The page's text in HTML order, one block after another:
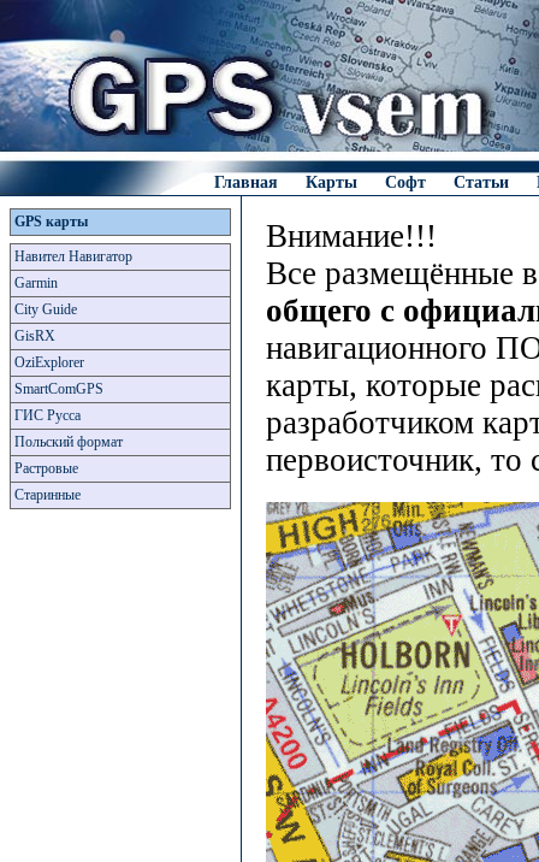
Главная Карты Софт Статьи
GPS карты
Навител Навигатор
Garmin
City Guide
GisRX
OziExplorer
SmartComGPS
ГИС Русса
Польский формат
Растровые
Старинные
Внимание!!!
Все размещённые
общего с
навигационного
карты, которые
разработчиком
первоисточник,